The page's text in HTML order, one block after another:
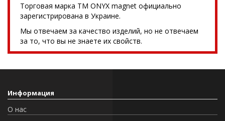
Торговая марка TM ONYX magnet официально
зарегистрирована в Украине.
Мы отвечаем за качество изделий, но не отвечаем
за то, что вы не знаете их свойств.
Информация
О нас